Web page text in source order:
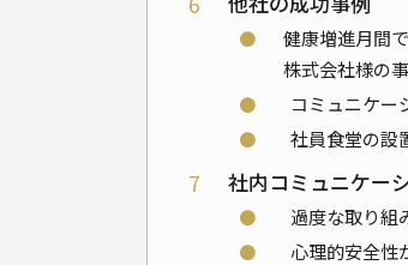
⚫
健康増進月間
株式会社様の
⚫
コミュニケー
⚫
社員食堂の設
7 社内コミュニケー
⚫
過度な取り組
⚫
心理的安全性